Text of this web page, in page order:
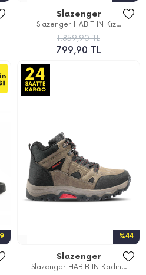
Slazenger
Slazenger HABIT IN Kız...
1.859,90 TL
799,90 TL
%44
Slazenger
Slazenger HABIB IN Kadın...